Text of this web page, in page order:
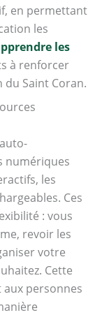
en permettant
les
les
à renforcer
Saint Coran.
numériques
les
Ces
: vous
revoir les
votre
Cette
personnes